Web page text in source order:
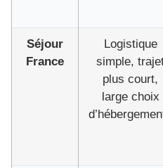
Séjour
France
Logistique
simple,
plus court,
large choix